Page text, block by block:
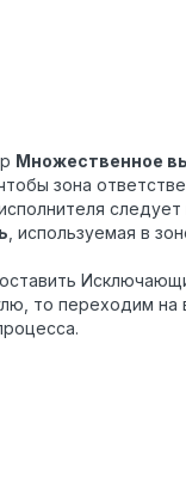
Множественное
зона
следует
, используемая в
то переходим